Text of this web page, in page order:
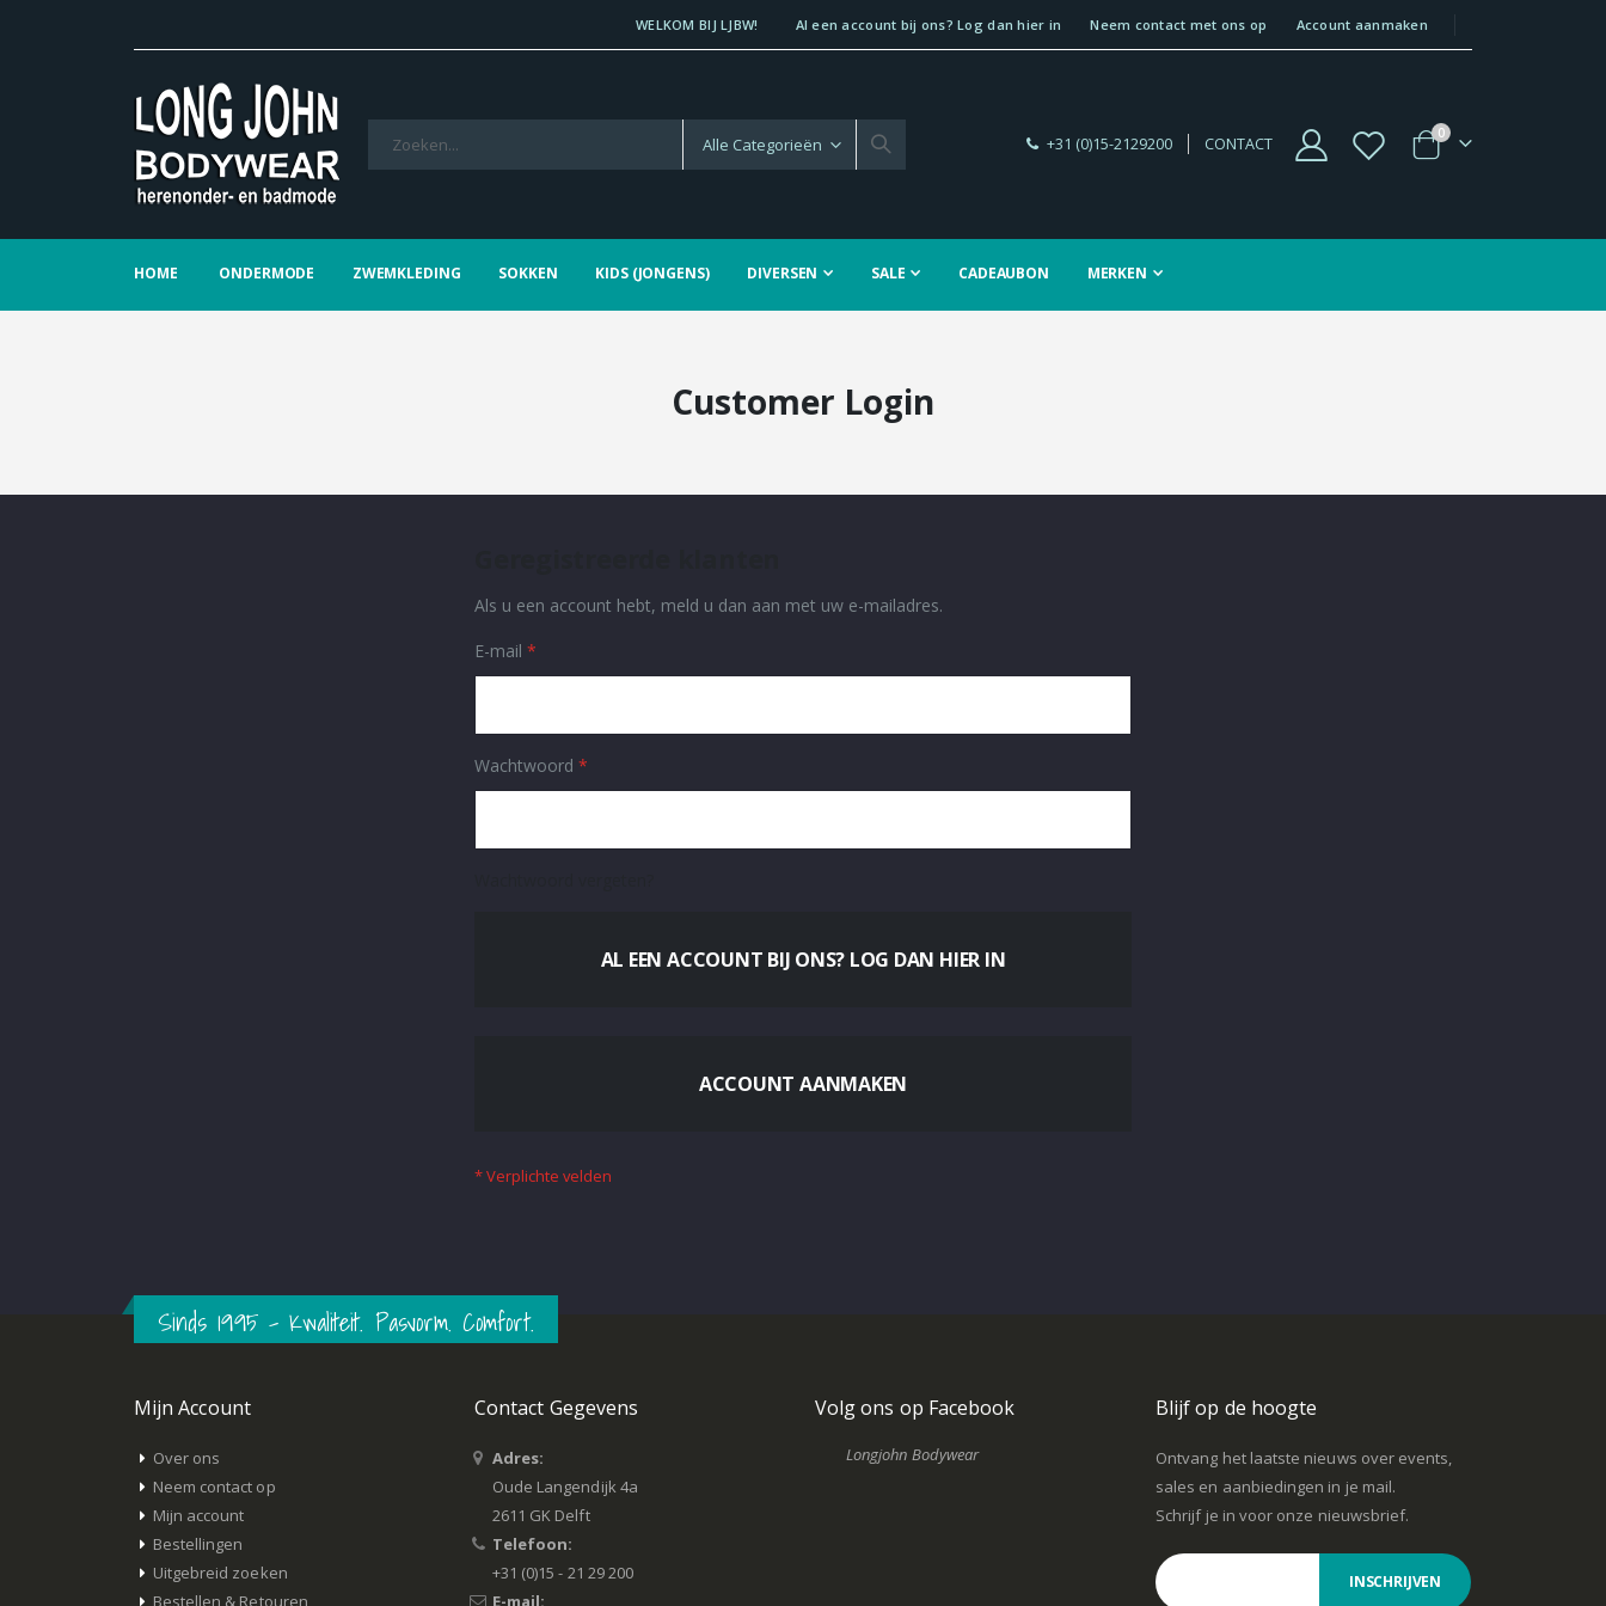
WELKOM BIJ LJBW! Al een account bij ons? Log dan hier in Neem contact met ons op Account aanmaken
+31 (0)15-2129200 CONTACT
Winkelwagen
0producten
HOME ONDERMODE ZWEMKLEDING SOKKEN KIDS (JONGENS) DIVERSEN SALE CADEAUBON MERKEN
Customer Login
Als u een account hebt, meld u dan aan met uw e-mailadres.
E-mail
Wachtwoord
AL EEN ACCOUNT BIJ ONS? LOG DAN HIER IN
ACCOUNT AANMAKEN
Sinds 1995 – Kwaliteit. Pasvorm. Comfort.
Mijn Account
Over ons
Neem contact op
Mijn account
Bestellingen
Uitgebreid zoeken
Bestellen & Retouren
Contact Gegevens
Adres:
Oude Langendijk 4a
2611 GK Delft
Telefoon:
+31 (0)15 - 21 29 200
E-mail:
Volg ons op Facebook
Longjohn Bodywear
Blijf op de hoogte
Ontvang het laatste nieuws over events,
sales en aanbiedingen in je mail.
Schrijf je in voor onze nieuwsbrief.
INSCHRIJVEN